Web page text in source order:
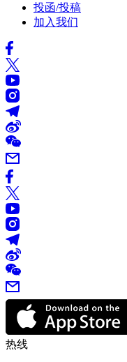
投函/投稿
加入我们
热线